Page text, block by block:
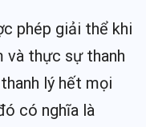
phép giải thể khi
và thực sự thanh
lý hết mọi
có nghĩa là